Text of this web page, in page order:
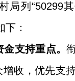
局列“50299
下：
金支持重点。
收，优先支